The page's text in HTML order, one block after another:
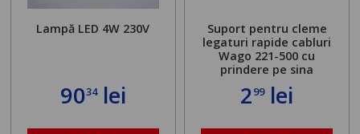
Lampă LED 4W 230V
9034lei
Suport pentru cleme
legaturi rapide cabluri
Wago 221-500 cu
prindere pe sina
299lei